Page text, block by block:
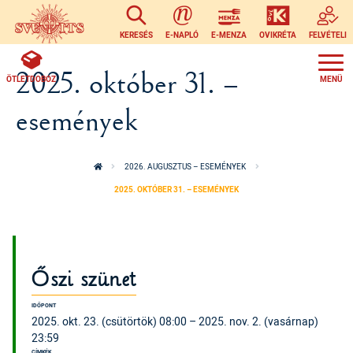
Ugrás a tartalomra
KERESÉS E-NAPLÓ E-MENZA OVIKRÉTA FELVÉTELI
ÖTLETDOBOZ
2025. október 31. –
események
2026. AUGUSZTUS – ESEMÉNYEK
2025. OKTÓBER 31. – ESEMÉNYEK
Őszi szünet
IDŐPONT
2025. okt. 23. (csütörtök) 08:00 – 2025. nov. 2. (vasárnap)
23:59